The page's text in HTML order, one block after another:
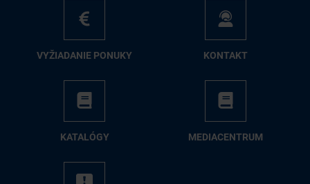
VY­ŽIA­DA­NIE PO­NU­KY KON­TAKT
KA­TA­LÓ­GY ME­DIA­CEN­TRUM